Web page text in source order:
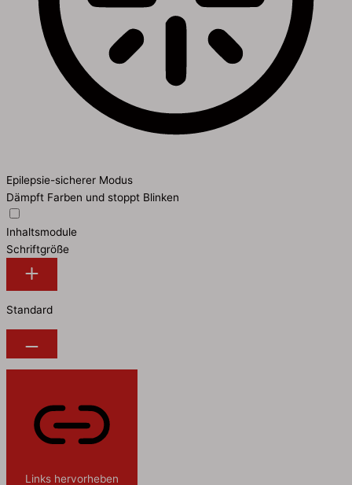
Epilepsie-sicherer Modus
Dämpft Farben und stoppt Blinken
Inhaltsmodule
Schriftgröße
Standard
Links hervorheben